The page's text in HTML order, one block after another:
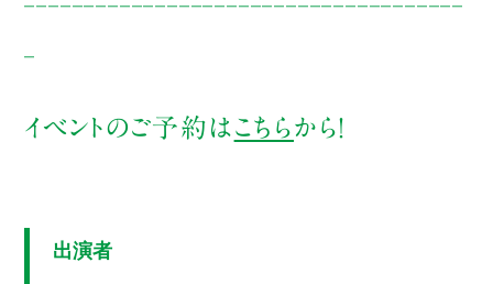
イベントのご予約はこちらから！
出演者